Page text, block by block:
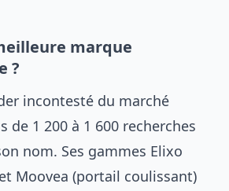
marque
?
incontesté du marché
de 1 200 à 1 600 recherches
nom. Ses gammes Elixo
Moovea (portail coulissant)